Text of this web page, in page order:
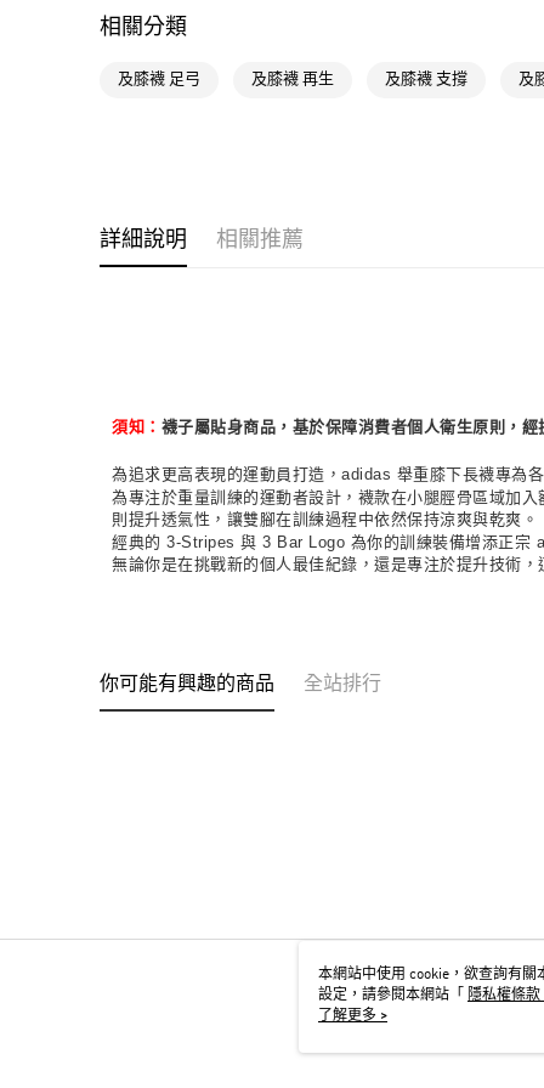
相關分類
及膝襪 足弓 及膝襪 再生 及膝襪 支撐 及
詳細說明 相關推薦
須知： 襪子屬貼身商品，基於保障消費者個人衛生原則，
為追求更高表現的運動員打造，adidas 舉重膝下長襪專為
為專注於重量訓練的運動者設計，襪款在小腿脛骨區域加
則提升透氣性，讓雙腳在訓練過程中依然保持涼爽與乾爽。
經典的 3-Stripes 與 3 Bar Logo 為你的訓練裝備增添正宗
無論你是在挑戰新的個人最佳紀錄，還是專注於提升技術
你可能有興趣的商品 全站排行
本網站中使用 cookie，欲查詢有關
設定，請參閱本網站「
隱私權條款
用 cookie。
了解更多 >